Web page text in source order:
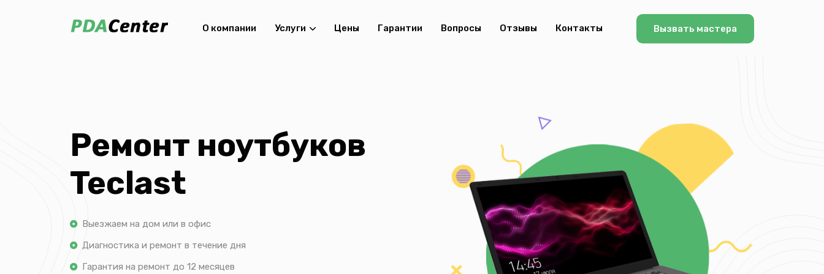
О компании Услуги Цены Гарантии Вопросы Отзывы Контакты Вызвать мастера
Ремонт ноутбуков
Teclast
Выезжаем на дом или в офис
Диагностика и ремонт в течение дня
Гарантия на ремонт до 12 месяцев